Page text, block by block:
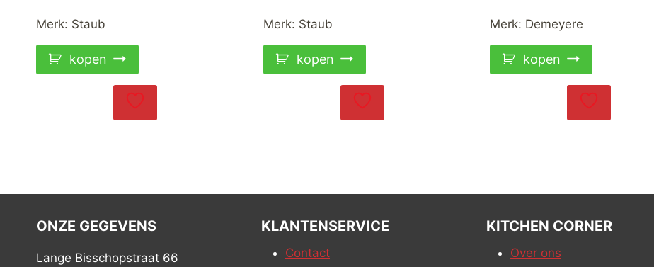
was:
Merk: Staub
kopen
was:
Merk: Staub
kopen
Merk: Demeyere
kopen
ONZE GEGEVENS
Lange Bisschopstraat 66
KLANTENSERVICE
Contact
KITCHEN CORNER
Over ons